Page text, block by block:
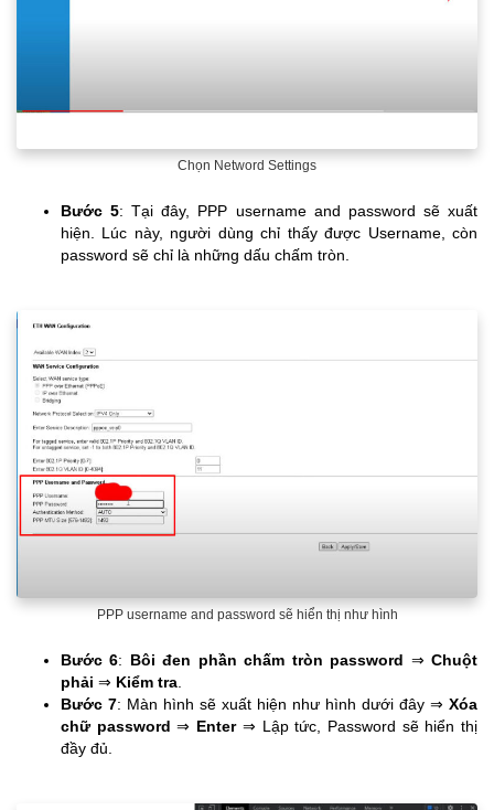
Chọn Netword Settings
Bước 5: Tại đây, PPP username and password sẽ xuất
hiện. Lúc này, người dùng chỉ thấy được Username, còn
password sẽ chỉ là những dấu chấm tròn.
PPP username and password sẽ hiển thị như hình
Bước 6: Bôi đen phần chấm tròn password ⇒Chuột
phải ⇒ Kiểm tra.
Bước 7: Màn hình sẽ xuất hiện như hình dưới đây ⇒ Xóa
chữ password ⇒ Enter⇒ Lập tức, Password sẽ hiển thị
đầy đủ.